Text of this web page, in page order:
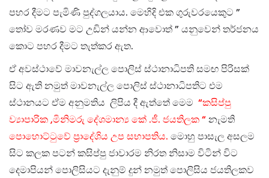
පහර දීමට පැමිණි පුද්ගලයාය. මෙහිදි එක ගුරුවරයෙකුට ”
තෝව මරණව මට උඩින් යන්න ආවොත් ” යනුවෙන් තර්ජනය
කොට පහර දීමට තැත්කර ඇත.
ඒ අවස්ථාවේ මාවනැල්ල පොලිස් ස්ථානාධිපති සමඟ පිරිසක්
සිට ඇති නමුත් මාවනැල්ල පොලිස් ස්ථානාධිපතිට එම
ස්ථානයට ඒම අනුමතිය ලිපිය දී ඇත්තේ මෙම “කසිප්පු
ව්‍යාපාරික ,මිනිමරු දේශමාන්‍ය කේ .ජී. ජයතිලක “නැමති
පොහොට්ටුවේ ප්‍රාදේශිය උප සභාපතිය. මොහු පාසැල අසලම
සිට කලක පටන් කසිප්පු ජාවාරම නිරත නිසාම විටින් විට
දෙමාපියන් පොලිසියට දැනුම් දුන් නමුත් පොලිසිය ජයතිලකව